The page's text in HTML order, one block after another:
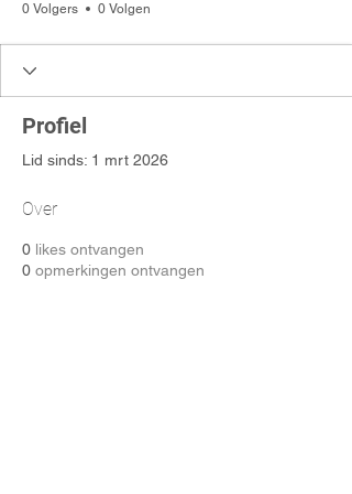
0 Volgers 0 Volgen
Profiel
Lid sinds: 1 mrt 2026
Over
0 likes ontvangen
0 opmerkingen ontvangen